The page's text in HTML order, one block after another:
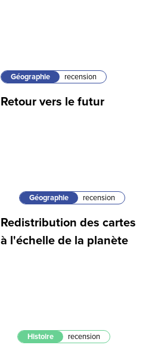
Géographie recension
Retour vers le futur
Géographie recension
Redistribution des cartes
à l'échelle de la planète
Histoire recension